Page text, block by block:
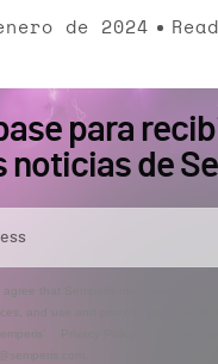
de 2024 Read
para
noticias de
that Semperis may send you
and use and process your